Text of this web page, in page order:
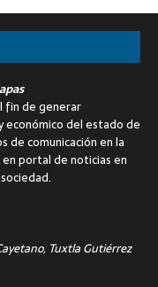
fin de generar
económico del estado de
de comunicación en la
portal de noticias en
Tuxtla Gutiérrez